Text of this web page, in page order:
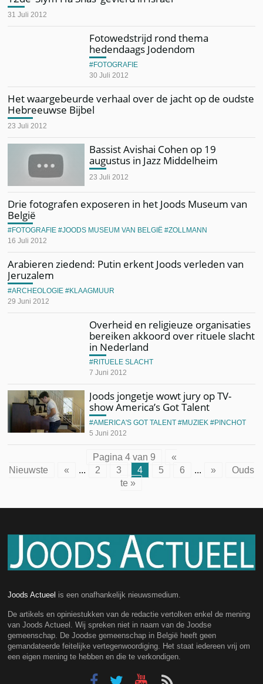
31 Juli 2012
Fotowedstrijd rond thema
hedendaags Jodendom
30 Juli 2012
FOTOGRAFIE
Het waargebeurde verhaal over de jacht op de oudste
Hebreeuwse Bijbel
23 Juli 2012
Bassist Avishai Cohen op 19
augustus in Jazz Middelheim
23 Juli 2012
Drie fotografen exposeren in het Joods Museum van
België
16 Juli 2012
FOTOGRAFIE JOODS MUSEUM VAN BELGIË ZOLLMANN
Arabieren ziedend: Putin erkent Joods verleden van
Jeruzalem
29 Juni 2012
ARCHEOLOGIE KLAAGMUUR
Overheid en religieuze organisaties
bereiken akkoord over rituele slacht
in Nederland
7 Juni 2012
RITUELE SLACHT
Joods jongetje wowt jury op TV-
show America’s Got Talent
5 Juni 2012
AMERICA'S GOT TALENT MUZIEK PINCHOT
Pagina 4 van 9
«
Nieuwste
« ... 2 3 4 5 6 ... »
Ouds
te »
Joods Actueel is een onafhankelijk nieuwsmedium.
De artikels en opiniestukken van de redactie vertolken enkel de mening
van Joods Actueel. Wij spreken niet in naam van de Joodse
gemeenschap. De Joodse gemeenschap in België heeft geen
gemandateerde feitelijke vertegenwoordiging. Het staat iedereen vrij om
een eigen mening te hebben en die te verkondigen.